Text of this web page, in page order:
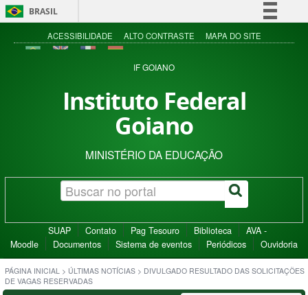
BRASIL
Simplifique!
Acesso à informação
ACESSIBILIDADE ALTO CONTRASTE MAPA DO SITE
IF GOIANO
Instituto Federal
Goiano
MINISTÉRIO DA EDUCAÇÃO
SUAP Contato Pag Tesouro Biblioteca
AVA -
Moodle
Documentos Sistema de eventos Periódicos Ouvidoria
PÁGINA INICIAL > ÚLTIMAS NOTÍCIAS > DIVULGADO RESULTADO DAS SOLICITAÇÕES
DE VAGAS RESERVADAS